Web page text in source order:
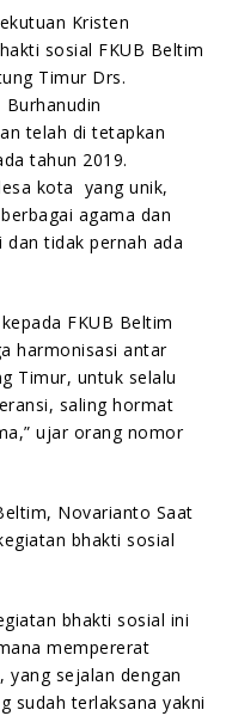
Kristen
sosial FKUB Beltim
Timur Drs.
telah di tetapkan
tahun 2019.
kota yang unik,
agama dan
tidak pernah ada
FKUB Beltim
harmonisasi antar
Timur, untuk selalu
saling hormat
ujar orang nomor
Novarianto Saat
bhakti sosial
bhakti sosial ini
mempererat
sejalan dengan
sudah terlaksana yakni